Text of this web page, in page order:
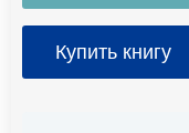
Купить книгу